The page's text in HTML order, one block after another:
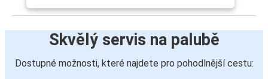
Skvělý servis na palubě
Dostupné možnosti, které najdete pro pohodlnější cestu: